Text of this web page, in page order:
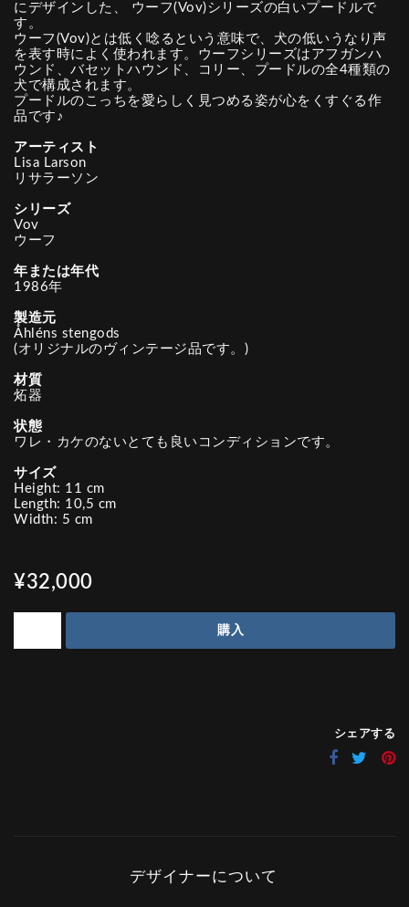
にデザインした、 ウーフ(Vov)シリーズの白いプードルで
す。
ウーフ(Vov)とは低く唸るという意味で、犬の低いうなり声
を表す時によく使われます。ウーフシリーズはアフガンハ
ウンド、バセットハウンド、コリー、プードルの全4種類の
犬で構成されます。
プードルのこっちを愛らしく見つめる姿が心をくすぐる作
品です♪
アーティスト
Lisa Larson
リサラーソン
シリーズ
Vov
ウーフ
年または年代
1986年
製造元
Åhléns stengods
(オリジナルのヴィンテージ品です。)
材質
炻器
状態
ワレ・カケのないとても良いコンディションです。
サイズ
Height: 11 cm
Length: 10,5 cm
Width: 5 cm
¥32,000
購入
シェアする